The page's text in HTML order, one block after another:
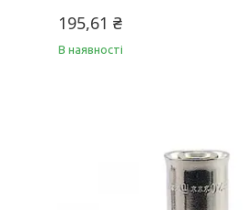
195,61 ₴
В наявності